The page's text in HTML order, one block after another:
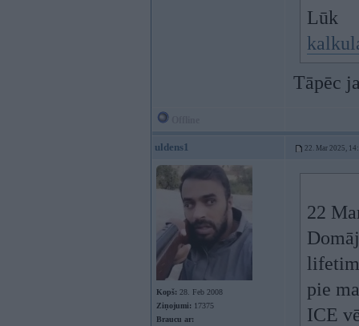
Lūk
Tāpēc
uldens1 22. Mar 2025,
Kopš: 28. Feb 2008
Ziņojumi: 17375
Braucu ar:
22
pie
ICE